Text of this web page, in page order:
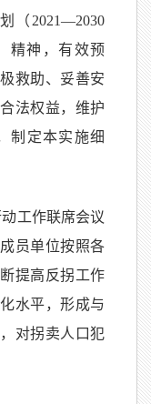
（2021—2030
精神，有效预
救助、妥善安
法权益，维护
制定本实施细
工作联席会议
员单位按照各
提高反拐工作
水平，形成与
对拐卖人口犯